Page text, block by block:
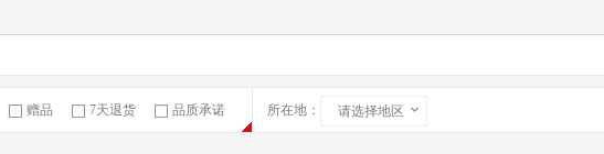
赠品 7天退货 品质承诺 所在地： 请选择地区